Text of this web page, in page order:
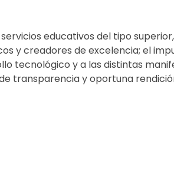
educativos del tipo
y creadores de excelencia; el
tecnológico y a las distintas
transparencia y oportuna